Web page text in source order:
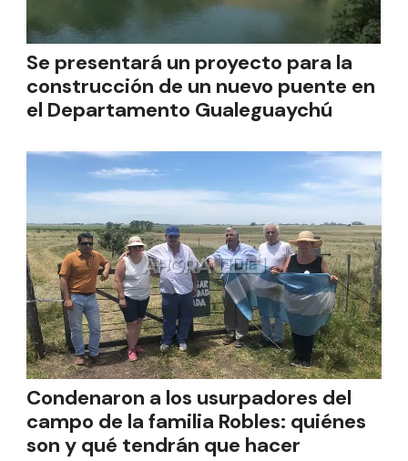
Se presentará un proyecto para la
construcción de un nuevo puente en
el Departamento Gualeguaychú
Condenaron a los usurpadores del
campo de la familia Robles: quiénes
son y qué tendrán que hacer